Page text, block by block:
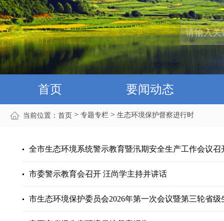
首页 要闻动态
当前位置： 首页 > 专题专栏 > 生态环境保护督察进行时
全市生态环境系统警示教育暨汛期安全生产工作会议召
市委警示教育会召开 汪尚学主持并讲话
市生态环境保护委员会2026年第一次会议暨第三轮省级